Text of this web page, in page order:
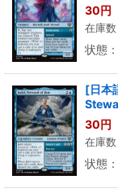
30円
在庫
状態
[日本
30円
在庫
状態